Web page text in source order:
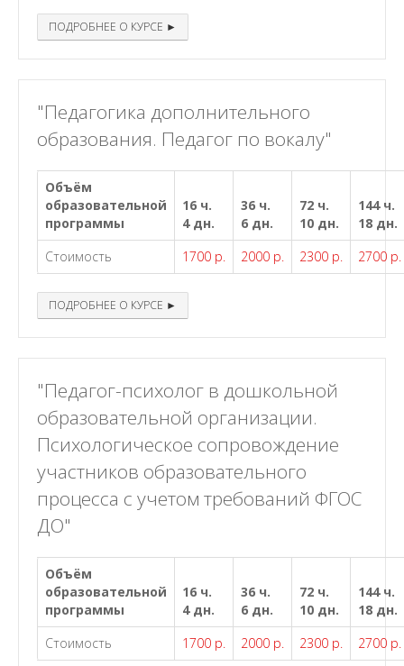
ПОДРОБНЕЕ О КУРСЕ ►
"Педагогика дополнительного
образования. Педагог по вокалу"
Объём
образовательной
программы
16 ч.
4 дн.
36 ч.
6 дн.
72 ч.
10 дн.
144 ч.
18 дн.
Стоимость
1700 р. 2000 р. 2300 р. 2700 р.
ПОДРОБНЕЕ О КУРСЕ ►
"Педагог-психолог в дошкольной
образовательной организации.
Психологическое сопровождение
участников образовательного
процесса с учетом требований ФГОС
ДО"
Объём
образовательной
программы
16 ч.
4 дн.
36 ч.
6 дн.
72 ч.
10 дн.
144 ч.
18 дн.
Стоимость
1700 р. 2000 р. 2300 р. 2700 р.